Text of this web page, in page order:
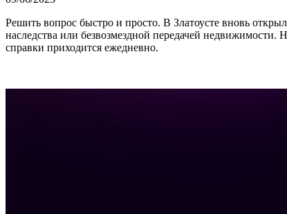
Решить вопрос быстро и просто. В Златоусте вновь
наследства или безвозмездной передачей недвижимости.
справки приходится ежедневно.